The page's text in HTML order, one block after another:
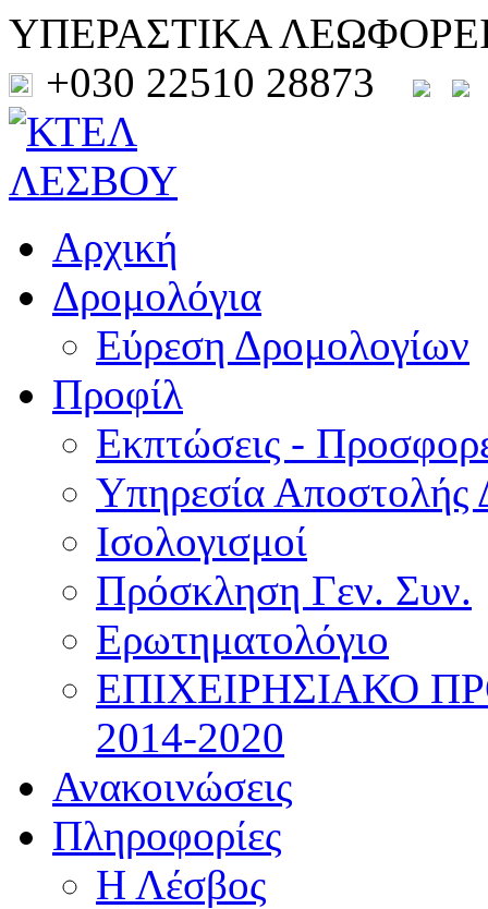
ΥΠΕΡΑΣΤΙΚΑ
+030 22510 28873
Αρχική
Δρομολόγια
Εύρεση Δρομολογίων
Προφίλ
Εκπτώσεις -
Υπηρεσία Αποστολής
Ισολογισμοί
Πρόσκληση Γεν. Συν.
Ερωτηματολόγιο
ΕΠΙΧΕΙΡΗΣΙΑΚΟ
2014-2020
Ανακοινώσεις
Πληροφορίες
Η Λέσβος